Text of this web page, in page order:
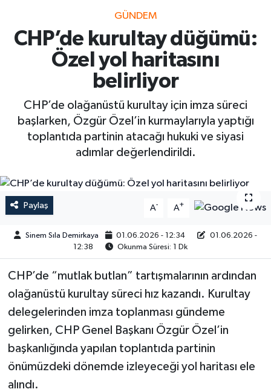
GÜNDEM
CHP’de kurultay düğümü:
Özel yol haritasını
belirliyor
CHP’de olağanüstü kurultay için imza süreci
başlarken, Özgür Özel’in kurmaylarıyla yaptığı
toplantıda partinin atacağı hukuki ve siyasi
adımlar değerlendirildi.
Paylaş A- A+
Sinem Sıla Demirkaya 01.06.2026 - 12:34
01.06.2026 -
12:38
Okunma Süresi: 1 Dk
CHP’de “mutlak butlan” tartışmalarının ardından
olağanüstü kurultay süreci hız kazandı. Kurultay
delegelerinden imza toplanması gündeme
gelirken, CHP Genel Başkanı Özgür Özel’in
başkanlığında yapılan toplantıda partinin
önümüzdeki dönemde izleyeceği yol haritası ele
alındı.